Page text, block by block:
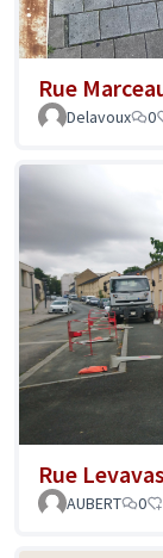
Rue
Delavoux 0
Rue
AUBERT 0